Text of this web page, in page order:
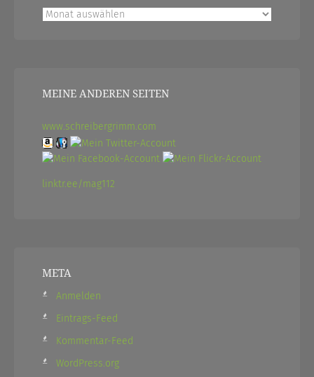
Archiv
MEINE ANDEREN SEITEN
www.schreibergrimm.com
linktr.ee/mag112
META
Anmelden
Eintrags-Feed
Kommentar-Feed
WordPress.org